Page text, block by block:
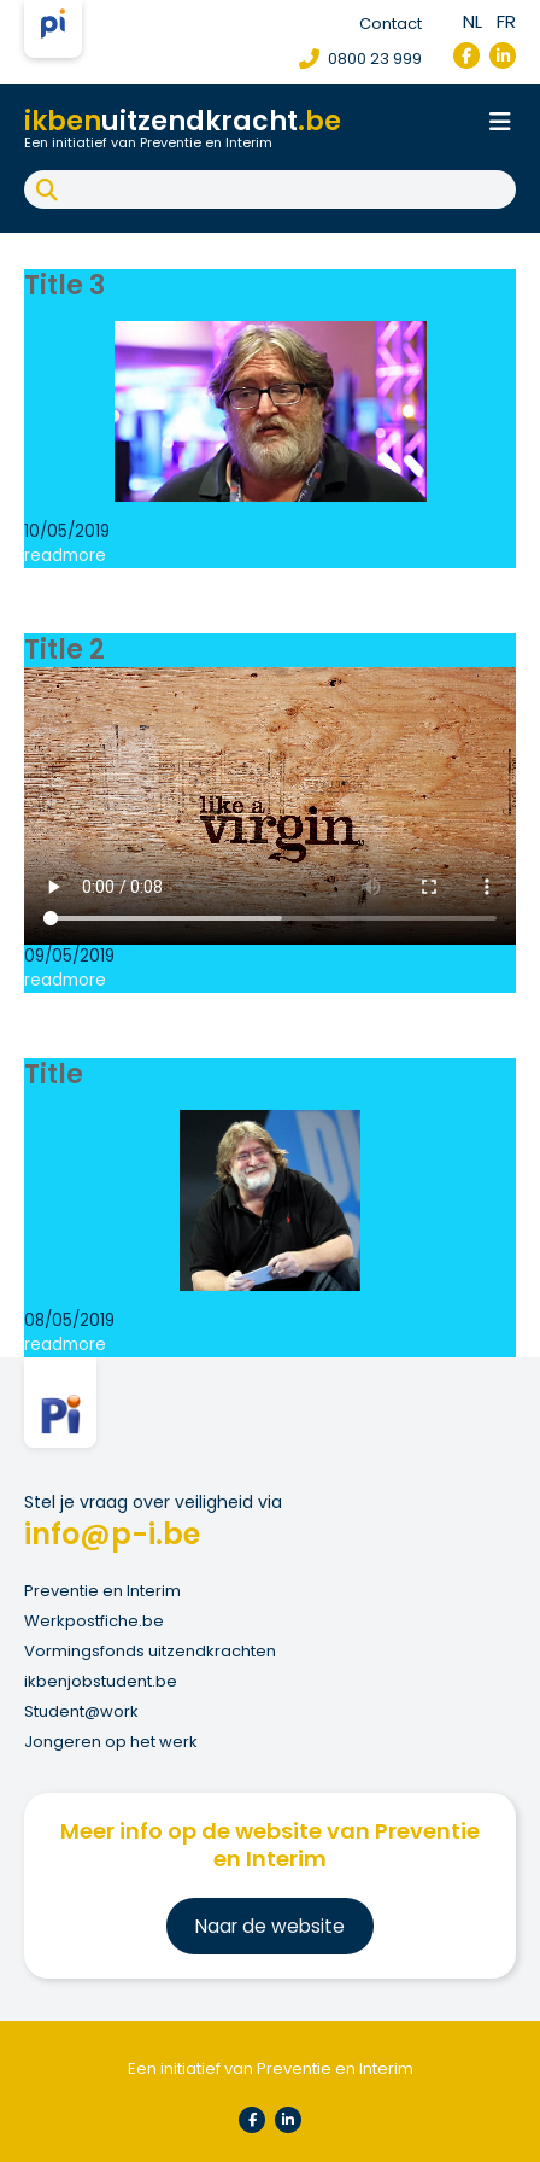
Contact
0800 23 999
NL FR
ikbenuitzendkracht.be
Een initiatief van Preventie en Interim
Onthaal
Werkpostfiche
Arbeidsongeval
FAQ
Title 3
10/05/2019
readmore
Title 2
09/05/2019
readmore
Title
08/05/2019
readmore
Stel je vraag over veiligheid via
info@p-i.be
Preventie en Interim
Werkpostfiche.be
Vormingsfonds uitzendkrachten
ikbenjobstudent.be
Student@work
Jongeren op het werk
Meer info op de website van Preventie
en Interim
Naar de website
Een initiatief van Preventie en Interim